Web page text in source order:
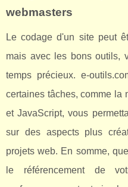
webmasters
Le codage d'un site peut
mais avec les bons outils,
temps précieux. e-
certaines tâches, comme la
et JavaScript, vous
sur des aspects plus
projets web. En somme,
le référencement de